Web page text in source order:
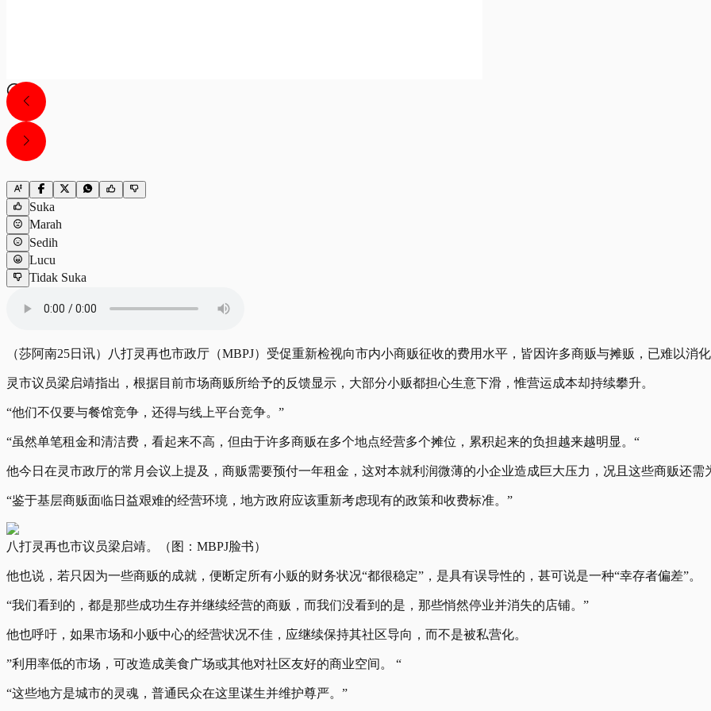
Suka
Marah
Sedih
Lucu
Tidak Suka
（莎阿南25日讯）八打灵再也市政厅（MBPJ）受促重新检视向市内小商贩征收的费用水平，皆因许多商贩与摊贩，已难以消
灵市议员梁启靖指出，根据目前市场商贩所给予的反馈显示，大部分小贩都担心生意下滑，惟营运成本却持续攀升。
“他们不仅要与餐馆竞争，还得与线上平台竞争。”
“虽然单笔租金和清洁费，看起来不高，但由于许多商贩在多个地点经营多个摊位，累积起来的负担越来越明显。“
他今日在灵市政厅的常月会议上提及，商贩需要预付一年租金，这对本就利润微薄的小企业造成巨大压力，况且这些商贩还需
“鉴于基层商贩面临日益艰难的经营环境，地方政府应该重新考虑现有的政策和收费标准。”
八打灵再也市议员梁启靖。（图：MBPJ脸书）
他也说，若只因为一些商贩的成就，便断定所有小贩的财务状况“都很稳定”，是具有误导性的，甚可说是一种“幸存者偏差”。
“我们看到的，都是那些成功生存并继续经营的商贩，而我们没看到的是，那些悄然停业并消失的店铺。”
他也呼吁，如果市场和小贩中心的经营状况不佳，应继续保持其社区导向，而不是被私营化。
”利用率低的市场，可改造成美食广场或其他对社区友好的商业空间。 “
“这些地方是城市的灵魂，普通民众在这里谋生并维护尊严。”